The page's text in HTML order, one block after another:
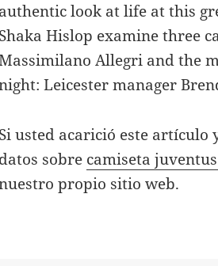
authentic look at life at this
Shaka Hislop examine three
Allegri and the
Leicester manager
Si usted acarició este artículo
datos sobre camiseta
propio sitio web.